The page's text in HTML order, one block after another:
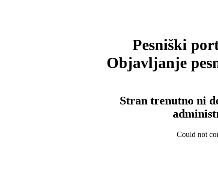
Pesniški
Objavljanje
Stran trenutno ni
Could not